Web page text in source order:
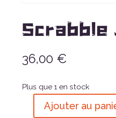
Scrabble
36,00 €
Plus que 1 en stock
quantité
Ajouter au